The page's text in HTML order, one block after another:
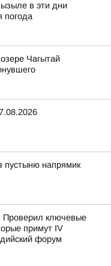
в эти дни
погода
Чагытай
пустыню напрямик
Проверил ключевые
примут IV
форум